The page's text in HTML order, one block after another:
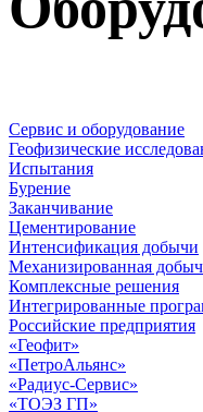
Сервис и оборудование
Геофизические
Испытания
Бурение
Заканчивание
Цементирование
Интенсификация добычи
Механизированная
Комплексные решения
Интегрированные
Российские предприятия
«Геофит»
«ПетроАльянс»
«Радиус-Сервис»
«ТОЭЗ ГП»